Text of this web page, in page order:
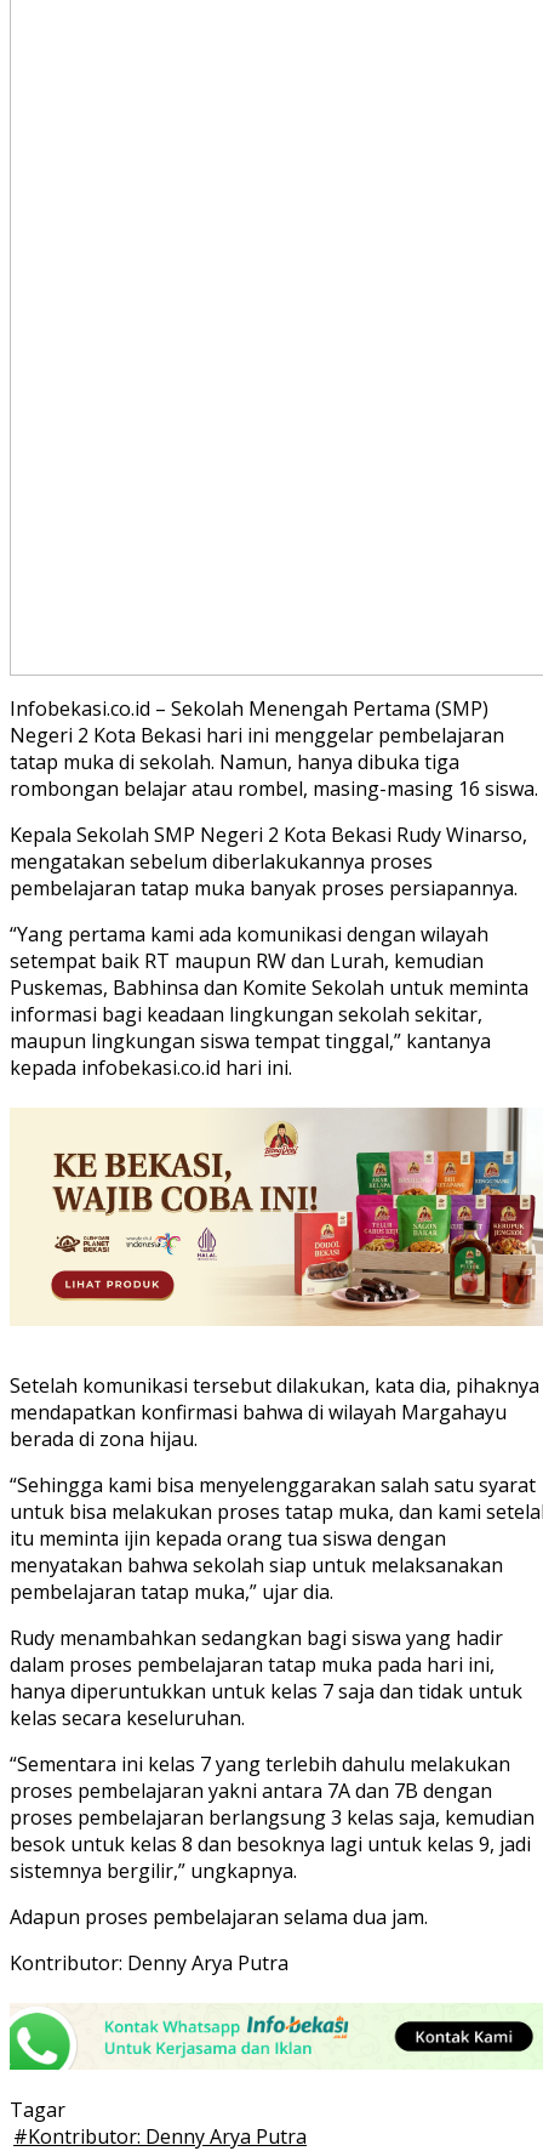
Infobekasi.co.id – Sekolah Menengah Pertama (SMP)
Negeri 2 Kota Bekasi hari ini menggelar pembelajaran
tatap muka di sekolah. Namun, hanya dibuka tiga
rombongan belajar atau rombel, masing-masing 16 siswa.
Kepala Sekolah SMP Negeri 2 Kota Bekasi Rudy Winarso,
mengatakan sebelum diberlakukannya proses
pembelajaran tatap muka banyak proses persiapannya.
“Yang pertama kami ada komunikasi dengan wilayah
setempat baik RT maupun RW dan Lurah, kemudian
Puskemas, Babhinsa dan Komite Sekolah untuk meminta
informasi bagi keadaan lingkungan sekolah sekitar,
maupun lingkungan siswa tempat tinggal,” kantanya
kepada infobekasi.co.id hari ini.
Setelah komunikasi tersebut dilakukan, kata dia, pihaknya
mendapatkan konfirmasi bahwa di wilayah Margahayu
berada di zona hijau.
“Sehingga kami bisa menyelenggarakan salah satu syarat
untuk bisa melakukan proses tatap muka, dan kami
itu meminta ijin kepada orang tua siswa dengan
menyatakan bahwa sekolah siap untuk melaksanakan
pembelajaran tatap muka,” ujar dia.
Rudy menambahkan sedangkan bagi siswa yang hadir
dalam proses pembelajaran tatap muka pada hari ini,
hanya diperuntukkan untuk kelas 7 saja dan tidak untuk
kelas secara keseluruhan.
“Sementara ini kelas 7 yang terlebih dahulu melakukan
proses pembelajaran yakni antara 7A dan 7B dengan
proses pembelajaran berlangsung 3 kelas saja, kemudian
besok untuk kelas 8 dan besoknya lagi untuk kelas 9, jadi
sistemnya bergilir,” ungkapnya.
Adapun proses pembelajaran selama dua jam.
Kontributor: Denny Arya Putra
Tagar
#Kontributor: Denny Arya Putra